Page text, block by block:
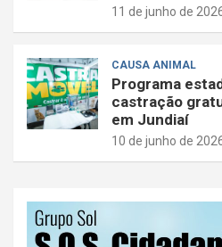
11 de junho de
CAUSA ANIMAL
Programa
castração
em Jundiaí
10 de junho de